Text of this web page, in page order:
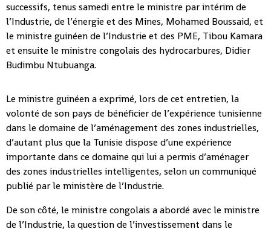
successifs, tenus samedi entre le ministre par intérim de
l’Industrie, de l’énergie et des Mines, Mohamed Boussaid, et
le ministre guinéen de l’Industrie et des PME, Tibou Kamara
et ensuite le ministre congolais des hydrocarbures, Didier
Budimbu Ntubuanga.
Le ministre guinéen a exprimé, lors de cet entretien, la
volonté de son pays de bénéficier de l’expérience tunisienne
dans le domaine de l’aménagement des zones industrielles,
d’autant plus que la Tunisie dispose d’une expérience
importante dans ce domaine qui lui a permis d’aménager
des zones industrielles intelligentes, selon un communiqué
publié par le ministère de l’Industrie.
De son côté, le ministre congolais a abordé avec le ministre
de l’Industrie, la question de l’investissement dans le